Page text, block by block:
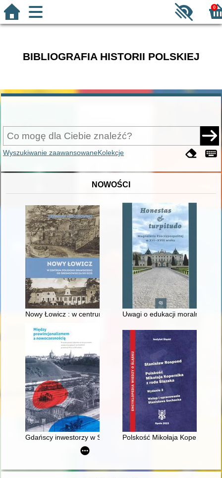
0
BIBLIOGRAFIA HISTORII POLSKIEJ
Wyszukiwanie zaawansowaneKolekcje
NOWOŚCI
Nowy Łowicz : w centrum poligonu drawskiego od
Uwagi o edukacji moralnej
Gdańscy inwestorzy w Sopocie : prestiż finansowy i
Polskość Mikołaja Kopernika z